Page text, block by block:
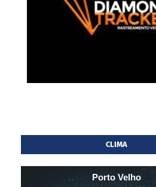
CLIMA
Porto Velho